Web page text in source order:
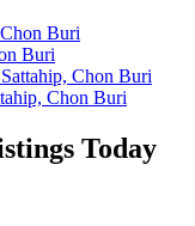
Buri
Buri
Chon Buri
Chon Buri
Today